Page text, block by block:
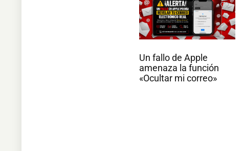
Un fallo de Apple
amenaza la función
«Ocultar mi correo»